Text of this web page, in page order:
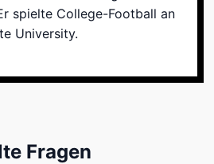
spielte College-Football an
University.
Fragen